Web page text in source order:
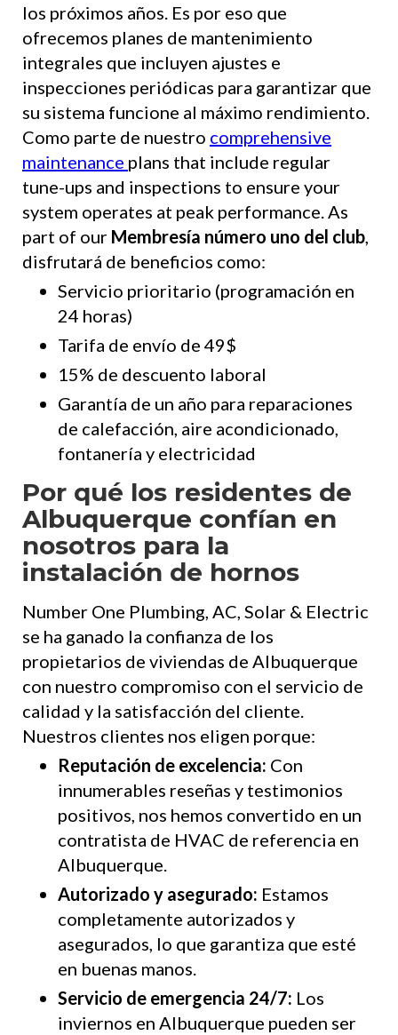
los próximos años. Es por eso que
ofrecemos planes de mantenimiento
integrales que incluyen ajustes e
inspecciones periódicas para garantizar que
su sistema funcione al máximo rendimiento.
Como parte de nuestro comprehensive
maintenance plans that include regular
tune-ups and inspections to ensure your
system operates at peak performance. As
part of our Membresía número uno del club,
disfrutará de beneficios como:
Servicio prioritario (programación en
24 horas)
Tarifa de envío de 49$
15% de descuento laboral
Garantía de un año para reparaciones
de calefacción, aire acondicionado,
fontanería y electricidad
Por qué los residentes de
Albuquerque confían en
nosotros para la
instalación de hornos
Number One Plumbing, AC, Solar & Electric
se ha ganado la confianza de los
propietarios de viviendas de Albuquerque
con nuestro compromiso con el servicio de
calidad y la satisfacción del cliente.
Nuestros clientes nos eligen porque:
Reputación de excelencia: Con
innumerables reseñas y testimonios
positivos, nos hemos convertido en un
contratista de HVAC de referencia en
Albuquerque.
Autorizado y asegurado: Estamos
completamente autorizados y
asegurados, lo que garantiza que esté
en buenas manos.
Servicio de emergencia 24/7: Los
inviernos en Albuquerque pueden ser